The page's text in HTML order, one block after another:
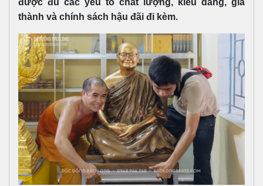
được đủ các yếu tố chất lượng, kiểu dáng, giá
thành và chính sách hậu đãi đi kèm.